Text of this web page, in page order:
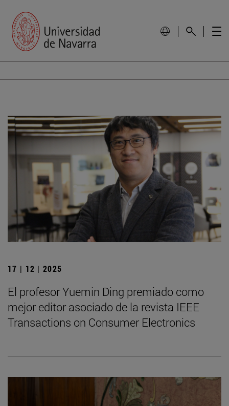
17 | 12 | 2025
El profesor Yuemin Ding premiado como
mejor editor asociado de la revista IEEE
Transactions on Consumer Electronics